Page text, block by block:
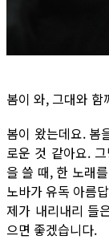
봄이 와, 그대와 함
봄이 왔는데요. 봄
로운 것 같아요.
을 쓸 때, 한 노래
노바가 유독 아름
제가 내리내리 들
으면 좋겠습니다.